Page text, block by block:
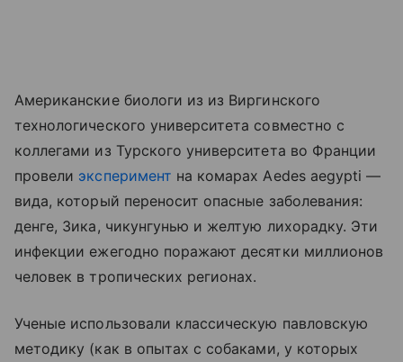
Американские биологи из из Виргинского
технологического университета совместно с
коллегами из Турского университета во Франции
провели эксперимент на комарах Aedes aegypti —
вида, который переносит опасные заболевания:
денге, Зика, чикунгунью и желтую лихорадку. Эти
инфекции ежегодно поражают десятки миллионов
человек в тропических регионах.
Ученые использовали классическую павловскую
методику (как в опытах с собаками, у которых